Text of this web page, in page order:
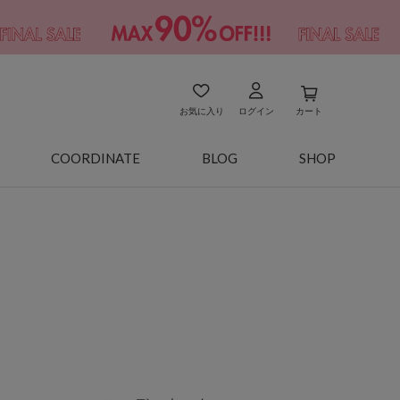
お気に入り ログイン カート
COORDINATE BLOG SHOP